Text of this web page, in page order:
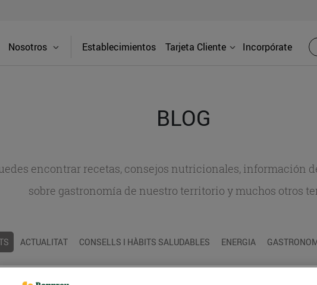
Nosotros Establecimientos Tarjeta Cliente Incorpórate
BLOG
encontrar recetas, consejos nutricionales, información
sobre gastronomía de nuestro territorio y muchos otros
ACTUALITAT CONSELLS I HÀBITS SALUDABLES ENERGIA